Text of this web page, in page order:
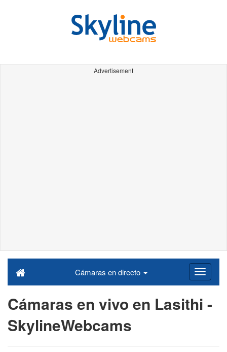
Advertisement
Cámaras en directo
Cámaras en vivo en Lasithi -
SkylineWebcams